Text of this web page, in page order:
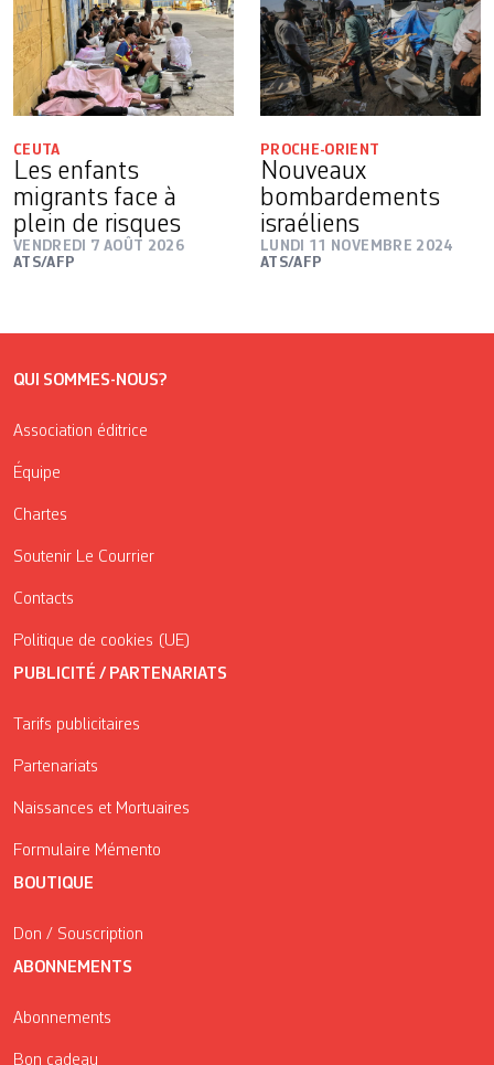
CEUTA
Les enfants
migrants face à
plein de risques
VENDREDI 7 AOÛT 2026
ATS/AFP
PROCHE-ORIENT
Nouveaux
bombardements
israéliens
LUNDI 11 NOVEMBRE 2024
ATS/AFP
QUI SOMMES-NOUS?
Association éditrice
Équipe
Chartes
Soutenir Le Courrier
Contacts
Politique de cookies (UE)
PUBLICITÉ / PARTENARIATS
Tarifs publicitaires
Partenariats
Naissances et Mortuaires
Formulaire Mémento
BOUTIQUE
Don / Souscription
ABONNEMENTS
Abonnements
Bon cadeau